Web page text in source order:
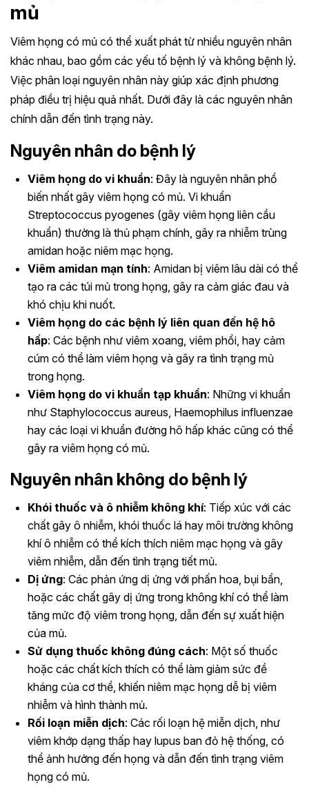
mủ
Viêm họng có mủ có thể xuất phát từ nhiều nguyên nhân
khác nhau, bao gồm các yếu tố bệnh lý và không bệnh lý.
Việc phân loại nguyên nhân này giúp xác định phương
pháp điều trị hiệu quả nhất. Dưới đây là các nguyên nhân
chính dẫn đến tình trạng này.
Nguyên nhân do bệnh lý
Viêm họng do vi khuẩn: Đây là nguyên nhân phổ
biến nhất gây viêm họng có mủ. Vi khuẩn
Streptococcus pyogenes (gây viêm họng liên cầu
khuẩn) thường là thủ phạm chính, gây ra nhiễm trùng
amidan hoặc niêm mạc họng.
Viêm amidan mạn tính: Amidan bị viêm lâu dài có thể
tạo ra các túi mủ trong họng, gây ra cảm giác đau và
khó chịu khi nuốt.
Viêm họng do các bệnh lý liên quan đến hệ hô
hấp: Các bệnh như viêm xoang, viêm phổi, hay cảm
cúm có thể làm viêm họng và gây ra tình trạng mủ
trong họng.
Viêm họng do vi khuẩn tạp khuẩn: Những vi khuẩn
như Staphylococcus aureus, Haemophilus influenzae
hay các loại vi khuẩn đường hô hấp khác cũng có thể
gây ra viêm họng có mủ.
Nguyên nhân không do bệnh lý
Khói thuốc và ô nhiễm không khí: Tiếp xúc với các
chất gây ô nhiễm, khói thuốc lá hay môi trường không
khí ô nhiễm có thể kích thích niêm mạc họng và gây
viêm nhiễm, dẫn đến tình trạng tiết mủ.
Dị ứng: Các phản ứng dị ứng với phấn hoa, bụi bẩn,
hoặc các chất gây dị ứng trong không khí có thể làm
tăng mức độ viêm trong họng, dẫn đến sự xuất hiện
của mủ.
Sử dụng thuốc không đúng cách: Một số thuốc
hoặc các chất kích thích có thể làm giảm sức đề
kháng của cơ thể, khiến niêm mạc họng dễ bị viêm
nhiễm và hình thành mủ.
Rối loạn miễn dịch: Các rối loạn hệ miễn dịch, như
viêm khớp dạng thấp hay lupus ban đỏ hệ thống, có
thể ảnh hưởng đến họng và dẫn đến tình trạng viêm
họng có mủ.